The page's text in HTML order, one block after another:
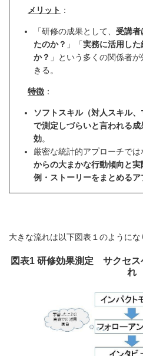
メリット ：
「研修の成果として、 受講者
たのか？ 」「実務に活用し
か？ 」という多くの関係者
きる。
特徴 ：
ソフトスキル（対人スキル
で測定しづらいと言われる
効。
厳密な統計的アプローチでは
からの大まかな行動傾向と
例・ストーリーをまとめるア
大きな流れは以下図表１のようにな
図表1 研修効果測定 サクセス
れ